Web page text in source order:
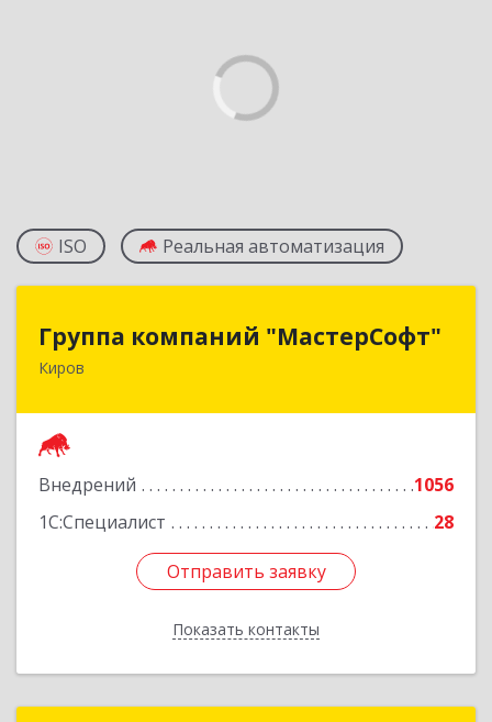
ISO Реальная автоматизация
Группа компаний "МастерСофт"
Киров
Внедрений
1056
1С:Специалист
28
Отправить заявку
Показать контакты
Группа компаний "МастерСофт"
610017, Кировская обл, Киров г, Маклина ул,
Отправить заявку
Назад